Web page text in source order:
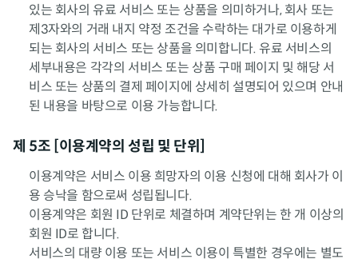
있는 회사의 유료 서비스 또는 상품을 의미하거나, 회사 또는
제3자와의 거래 내지 약정 조건을 수락하는 대가로 이용하게
되는 회사의 서비스 또는 상품을 의미합니다. 유료 서비스의
세부내용은 각각의 서비스 또는 상품 구매 페이지 및 해당 서
비스 또는 상품의 결제 페이지에 상세히 설명되어 있으며 안내
된 내용을 바탕으로 이용 가능합니다.
제 5조 [이용계약의 성립 및 단위]
이용계약은 서비스 이용 희망자의 이용 신청에 대해 회사가 이
용 승낙을 함으로써 성립됩니다.
이용계약은 회원 ID 단위로 체결하며 계약단위는 한 개 이상의
회원 ID로 합니다.
서비스의 대량 이용 또는 서비스 이용이 특별한 경우에는 별도